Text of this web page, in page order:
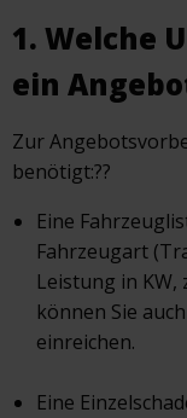
1. Welche
ein
Zur
benötigt:??
Eine
Fahrzeugart
Leistung in KW,
können Sie
einreichen.
Eine